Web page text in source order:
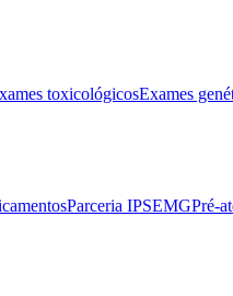
toxicológicosExames
Parceria IPSEMGPré-